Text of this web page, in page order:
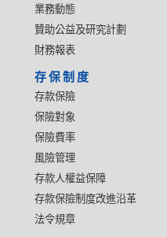
業務動態
贊助公益及研究計劃
財務報表
存保制度
存款保險
保險對象
保險費率
風險管理
存款人權益保障
存款保險制度改進沿革
法令規章